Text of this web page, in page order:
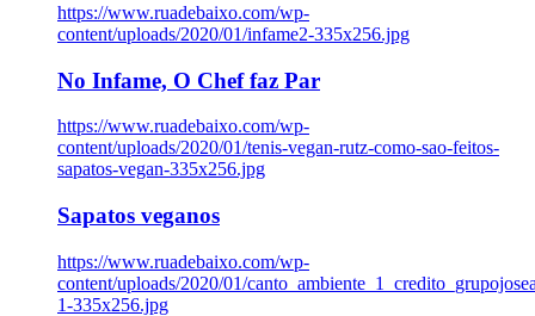
https://www.ruadebaixo.com/wp-
content/uploads/2020/01/infame2-335x256.jpg
No Infame, O Chef faz Par
https://www.ruadebaixo.com/wp-
content/uploads/2020/01/tenis-vegan-rutz-como-sao-feitos-
sapatos-vegan-335x256.jpg
Sapatos veganos
https://www.ruadebaixo.com/wp-
content/uploads/2020/01/
1-335x256.jpg